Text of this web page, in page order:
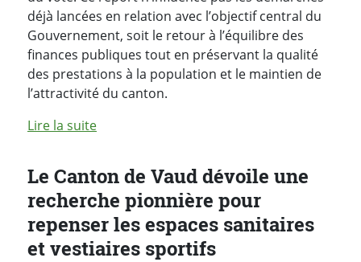
déjà lancées en relation avec l’objectif central du
Gouvernement, soit le retour à l’équilibre des
finances publiques tout en préservant la qualité
des prestations à la population et le maintien de
l’attractivité du canton.
Lire la suitede l'article "Le Conseil d’Etat a engagé les
Le Canton de Vaud dévoile une
recherche pionnière pour
repenser les espaces sanitaires
et vestiaires sportifs